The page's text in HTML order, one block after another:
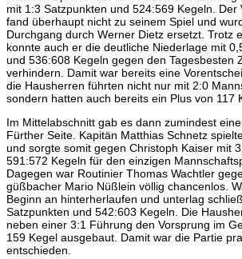
mit 1:3 Satzpunkten und 524:569 Kegeln. Der
fand überhaupt nicht zu seinem Spiel und
Durchgang durch Werner Dietz ersetzt. Trotz
konnte auch er die deutliche Niederlage mit
und 536:608 Kegeln gegen den Tagesbesten
verhindern. Damit war bereits eine
die Hausherren führten nicht nur mit 2:0
sondern hatten auch bereits ein Plus von 117
Im Mittelabschnitt gab es dann zumindest
Fürther Seite. Kapitän Matthias Schnetz
und sorgte somit gegen Christoph Kaiser mit
591:572 Kegeln für den einzigen
Dagegen war Routinier Thomas Wachtler
güßbacher Mario Nüßlein völlig chancenlos.
Beginn an hinterherlaufen und unterlag
Satzpunkten und 542:603 Kegeln. Die
neben einer 3:1 Führung den Vorsprung im
159 Kegel ausgebaut. Damit war die Partie
entschieden.